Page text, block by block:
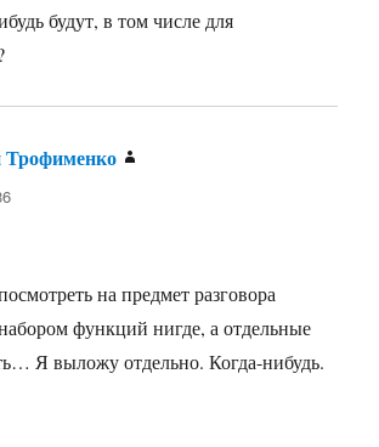
будут, в том числе для
Трофименко
на предмет разговора
функций нигде, а отдельные
Я выложу отдельно. Когда-нибудь.